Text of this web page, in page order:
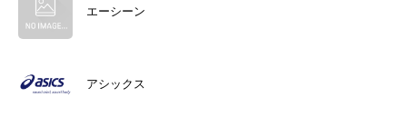
エーシーン
アシックス